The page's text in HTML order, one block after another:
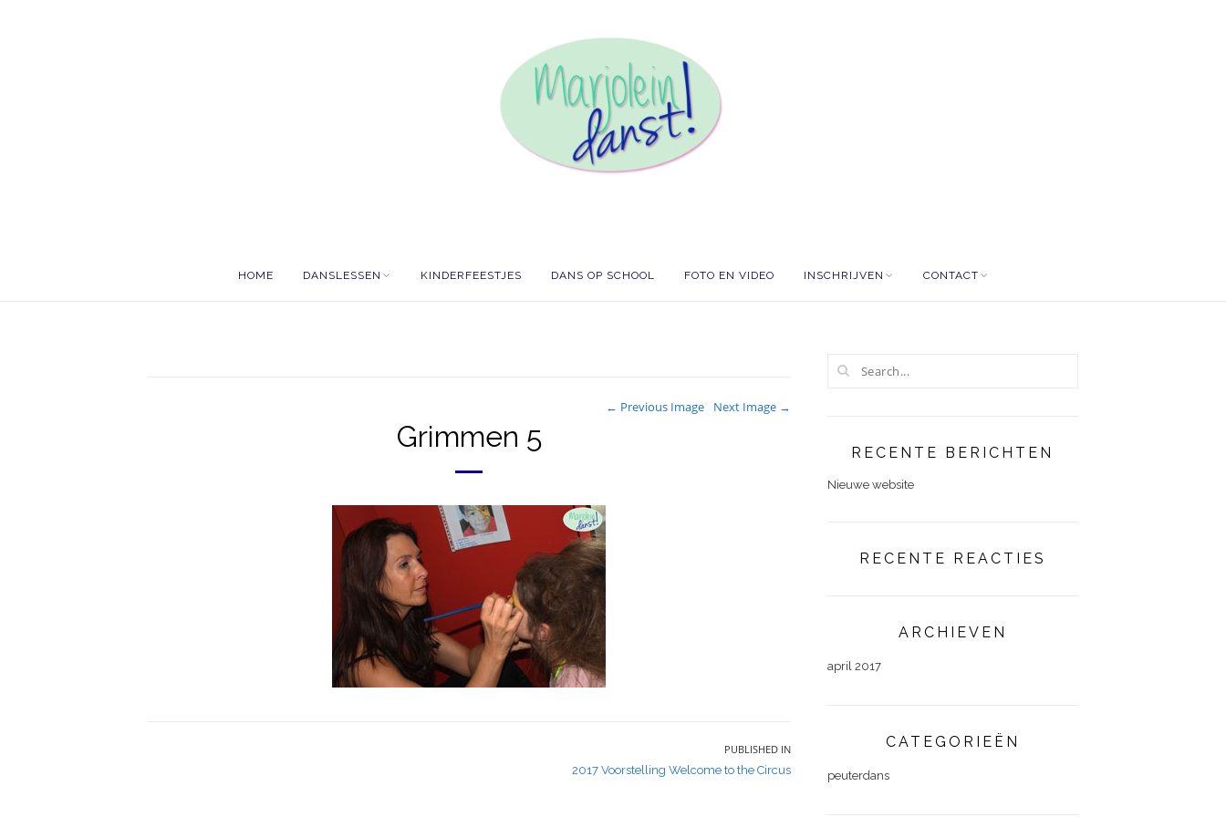
HOME DANSLESSEN KINDERFEESTJES DANS OP SCHOOL FOTO EN VIDEO INSCHRIJVEN CONTACT
← Previous Image Next Image →
Grimmen 5
PUBLISHED IN
2017 Voorstelling Welcome to the Circus
RECENTE BERICHTEN
Nieuwe website
RECENTE REACTIES
ARCHIEVEN
april 2017
CATEGORIEËN
peuterdans